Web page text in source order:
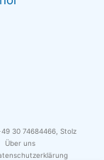
30 74684466 Stolz
Über uns